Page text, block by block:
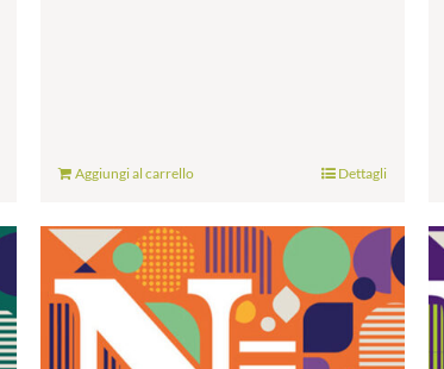
Aggiungi al carrello Dettagli